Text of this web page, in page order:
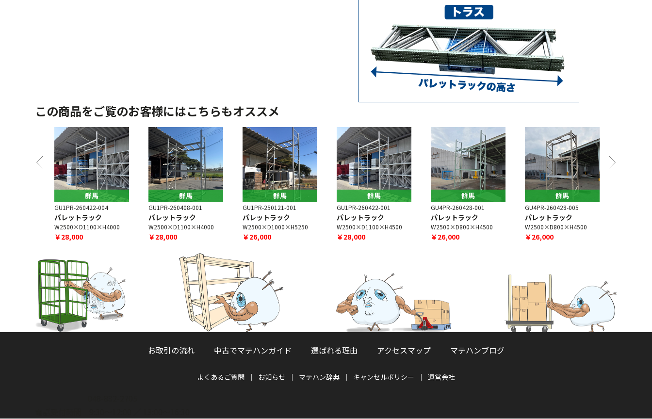
この商品をご覧のお客様にはこちらもオススメ
群馬
GU1PR-260422-004
パレットラック
W2500×D1100×H4000
￥28,000
群馬
GU1PR-260408-001
パレットラック
W2500×D1100×H4000
￥28,000
群馬
GU1PR-250121-001
パレットラック
W2500×D1000×H5250
￥26,000
群馬
GU1PR-260422-001
パレットラック
W2500×D1100×H4500
￥28,000
群馬
GU4PR-260428-001
パレットラック
W2500×D800×H4500
￥26,000
群馬
GU4PR-260428-005
パレットラック
W2500×D800×H4500
￥26,000
お取引の流れ 中古でマテハンガイド 選ばれる理由 アクセスマップ マテハンブログ
よくあるご質問 お知らせ マテハン辞典 キャンセルポリシー 運営会社